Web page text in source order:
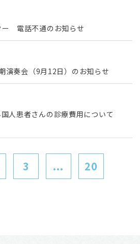
ー 電話不通のお知らせ
演奏会（9月12日）のお知らせ
人患者さんの診療費用について
3 ... 20